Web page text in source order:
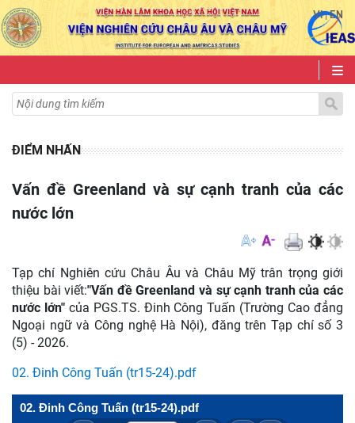
VI|EN
ĐIỂM NHẤN
Vấn đề Greenland và sự cạnh tranh của các
nước lớn
Tạp chí Nghiên cứu Châu Âu và Châu Mỹ trân trọng giới
thiệu bài viết:"Vấn đề Greenland và sự cạnh tranh của các
nước lớn" của PGS.TS. Đinh Công Tuấn (Trường Cao đẳng
Ngoại ngữ và Công nghệ Hà Nội), đăng trên Tạp chí số 3
(5) - 2026.
02. Đinh Công Tuấn (tr15-24).pdf